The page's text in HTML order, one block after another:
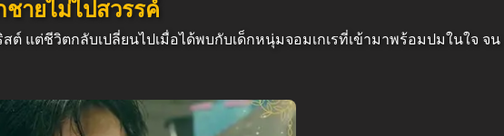
ชายไม่ไปสวรรค์
แต่ชีวิตกลับเปลี่ยนไปเมื่อได้พบกับเด็กหนุ่มจอมเกเรที่เข้ามาพร้อมปมในใจ จน